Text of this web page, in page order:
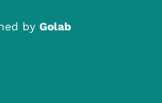
by Golab